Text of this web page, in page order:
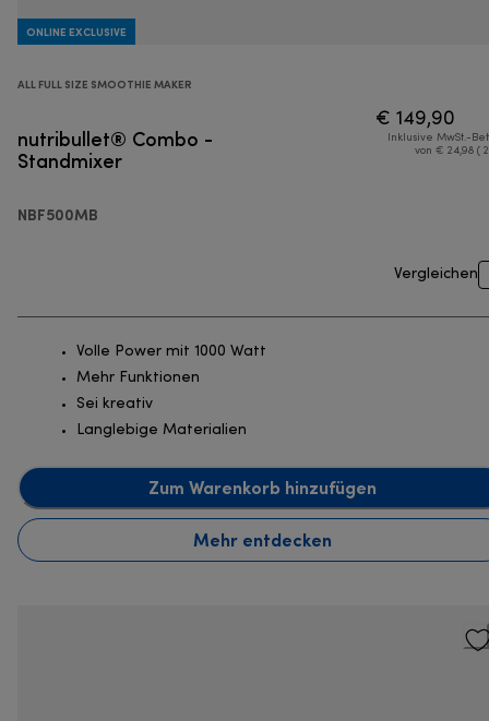
ONLINE EXCLUSIVE
ALL FULL SIZE SMOOTHIE MAKER
nutribullet® Combo -
Standmixer
NBF500MB
€ 149,90
Inklusive MwSt.-
von € 24,98 (
Vergleichen
Volle Power mit 1000 Watt
Mehr Funktionen
Sei kreativ
Langlebige Materialien
Zum Warenkorb hinzufügen
Mehr entdecken